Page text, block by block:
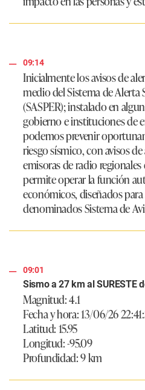
09:14
Inicialmente los avisos de
medio del Sistema de Alerta
(SASPER); instalado en
gobierno e instituciones de
podemos prevenir
riesgo sísmico, con avisos
emisoras de radio regionales
permite operar la función
económicos, diseñados
denominados Sistema de
09:01
Sismo a 27 km al SURESTE
Magnitud: 4.1
Fecha y hora: 13/06/26
Latitud: 15.95
Longitud: -95.09
Profundidad: 9 km